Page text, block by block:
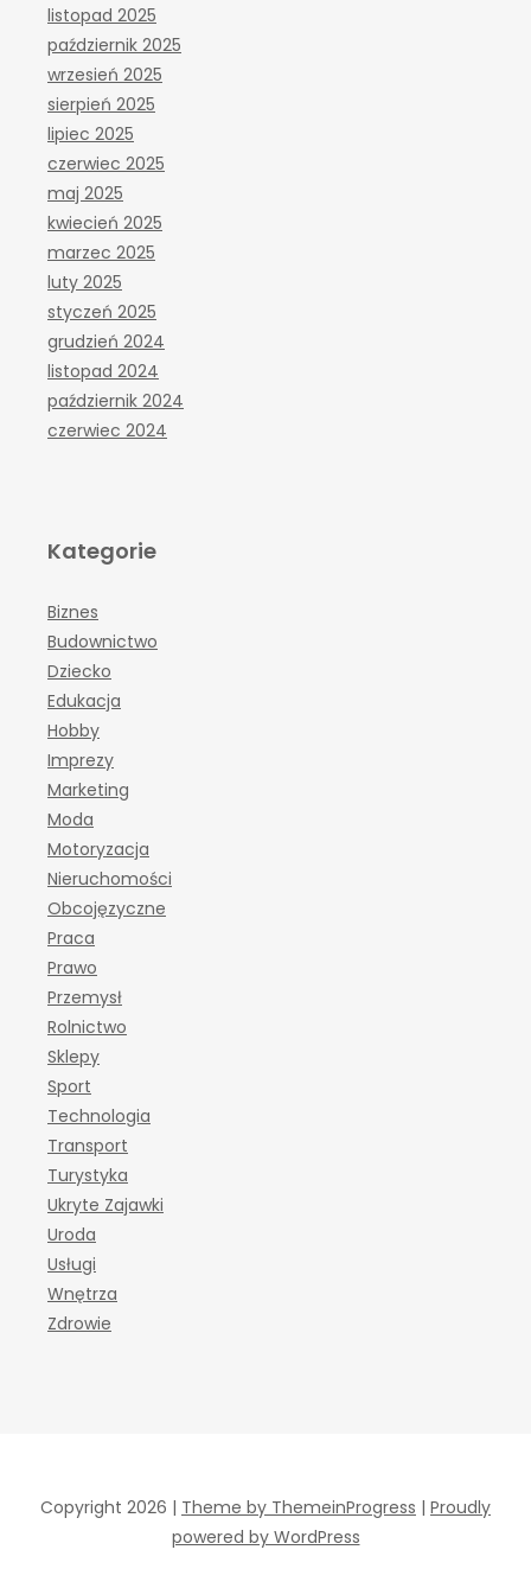
listopad 2025
październik 2025
wrzesień 2025
sierpień 2025
lipiec 2025
czerwiec 2025
maj 2025
kwiecień 2025
marzec 2025
luty 2025
styczeń 2025
grudzień 2024
listopad 2024
październik 2024
czerwiec 2024
Kategorie
Biznes
Budownictwo
Dziecko
Edukacja
Hobby
Imprezy
Marketing
Moda
Motoryzacja
Nieruchomości
Obcojęzyczne
Praca
Prawo
Przemysł
Rolnictwo
Sklepy
Sport
Technologia
Transport
Turystyka
Ukryte Zajawki
Uroda
Usługi
Wnętrza
Zdrowie
Copyright 2026 | Theme by ThemeinProgress | Proudly
powered by WordPress